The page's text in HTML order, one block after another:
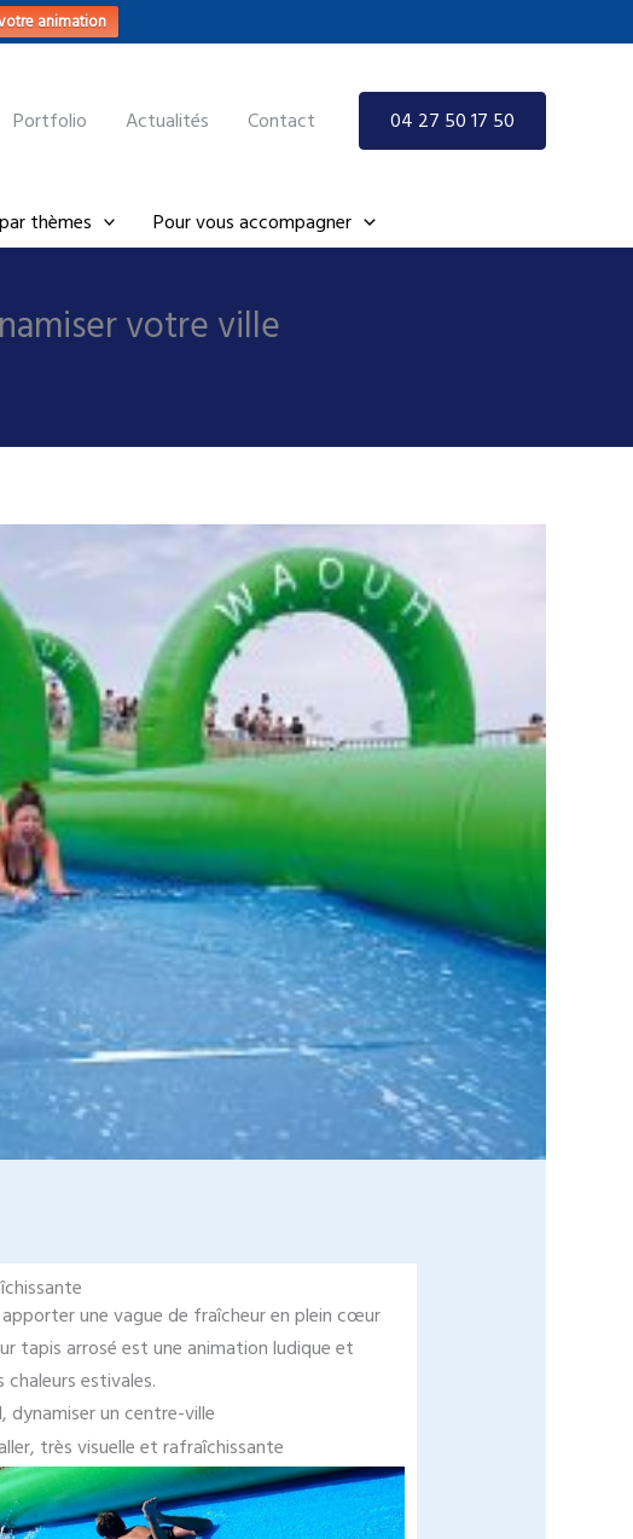
animation
Portfolio Actualités Contact 04 27 50 17 50
thèmes Pour vous accompagner
votre ville
une vague de fraîcheur en plein cœur
tapis arrosé est une animation ludique et
estivales.
un centre-ville
très visuelle et rafraîchissante